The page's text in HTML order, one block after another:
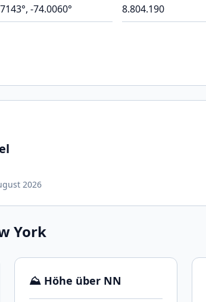
-74.0060°
8.804.190
2026
York
⛰️ Höhe über NN